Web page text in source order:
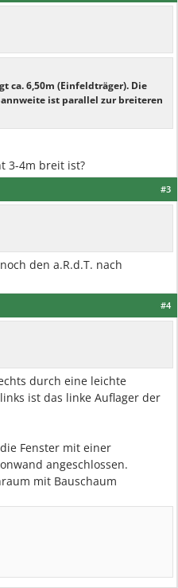
ca. 6,50m (Einfeldträger). Die
ist parallel zur breiteren
3-4m breit ist?
#3
den a.R.d.T. nach
#4
durch eine leichte
ist das linke Auflager der
Fenster mit einer
angeschlossen.
mit Bauschaum